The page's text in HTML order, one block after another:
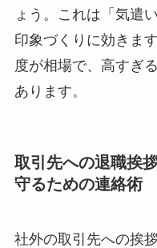
ょう。これは「気遣
印象づくりに効きま
度が相場で、高すぎ
あります。
取引先への退職挨
守るための連絡術
社外の取引先への挨